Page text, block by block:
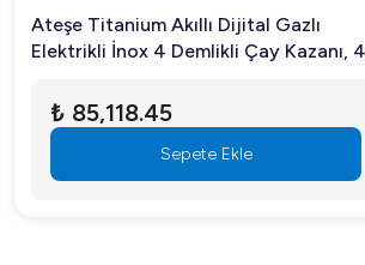
Ateşe Titanium Akıllı Dijital Gazlı
Elektrikli İnox 4 Demlikli Çay Kazanı, 45
₺ 85,118.45
Sepete Ekle